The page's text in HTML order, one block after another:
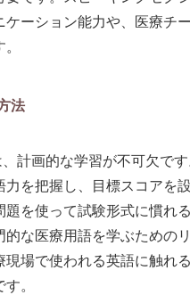
ケーション能力や、医療チ
法
計画的な学習が不可欠です
力を把握し、目標スコアを
題を使って試験形式に慣れ
的な医療用語を学ぶための
現場で使われる英語に触れ
。